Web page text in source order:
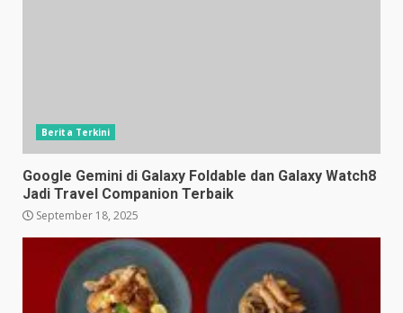
Berita Terkini
Google Gemini di Galaxy Foldable dan Galaxy Watch8
Jadi Travel Companion Terbaik
September 18, 2025